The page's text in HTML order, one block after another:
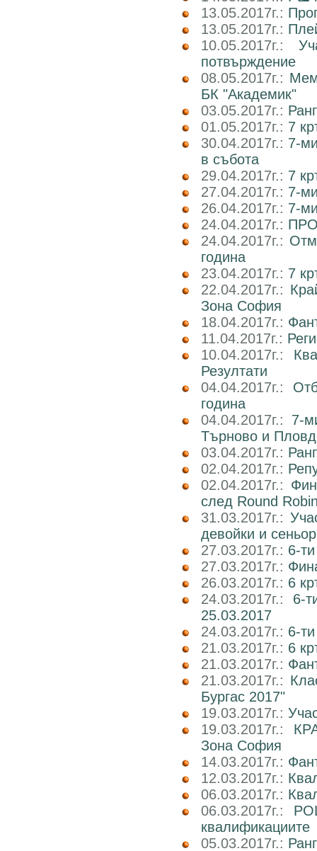
13.05.2017г.:
13.05.2017г.:
10.05.2017г.:
потвърждение
08.05.2017г.:
БК "Академик"
03.05.2017г.:
01.05.2017г.: 7
30.04.2017г.: 7-
в събота
29.04.2017г.: 7
27.04.2017г.: 7-
26.04.2017г.: 7-
24.04.2017г.:
24.04.2017г.:
година
23.04.2017г.: 7
22.04.2017г.:
Зона София
18.04.2017г.:
11.04.2017г.:
10.04.2017г.:
Резултати
04.04.2017г.:
година
04.04.2017г.: 7-
Търново и
03.04.2017г.:
02.04.2017г.:
02.04.2017г.:
след Round
31.03.2017г.:
девойки и
27.03.2017г.: 6-
27.03.2017г.:
26.03.2017г.: 6
24.03.2017г.: 6-
25.03.2017
24.03.2017г.: 6-
21.03.2017г.: 6
21.03.2017г.:
21.03.2017г.:
Бургас 2017"
19.03.2017г.:
19.03.2017г.:
Зона София
14.03.2017г.:
12.03.2017г.:
06.03.2017г.:
06.03.2017г.:
квалификациите
05.03.2017г.: